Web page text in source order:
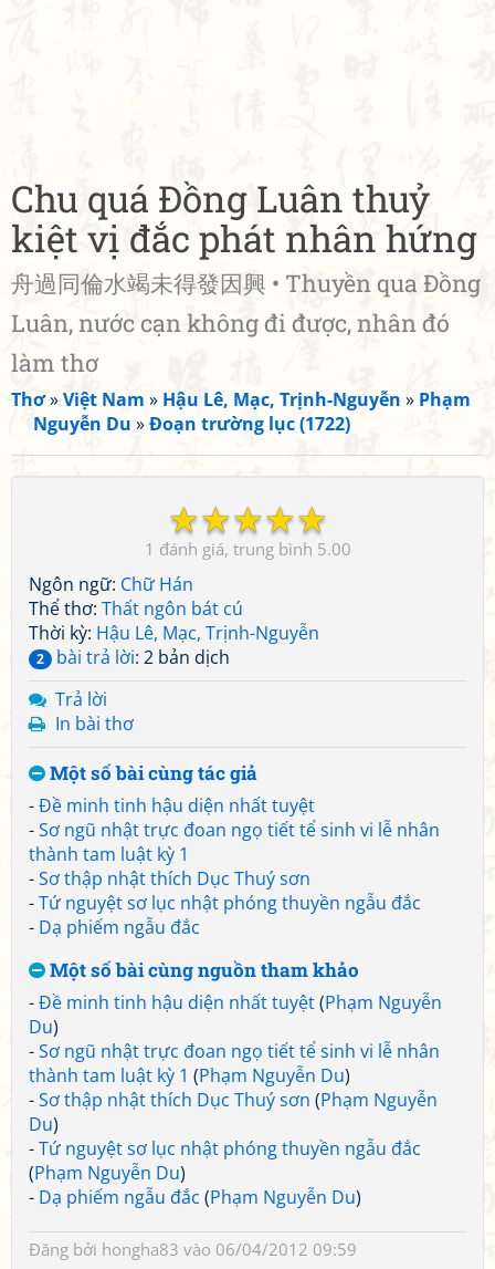
Chu quá Đồng Luân thuỷ
kiệt vị đắc phát nhân hứng
舟過同倫水竭未得發因興 • Thuyền qua Đồng
Luân, nước cạn không đi được, nhân đó
làm thơ
Thơ»Việt Nam » Hậu Lê, Mạc, Trịnh-Nguyễn » Phạm
Nguyễn Du »Đoạn trường lục (1722)
☆
☆
☆
☆
☆
1 5.00
Ngôn ngữ: Chữ Hán
Thể thơ: Thất ngôn bát cú
Thời kỳ: Hậu Lê, Mạc, Trịnh-Nguyễn
2 bài trả lời: 2 bản dịch
Trả lời
In bài thơ
Một số bài cùng tác giả
-Đề minh tinh hậu diện nhất tuyệt
-Sơ ngũ nhật trực đoan ngọ tiết tể sinh vi lễ nhân
thành tam luật kỳ 1
-Sơ thập nhật thích Dục Thuý sơn
-Tứ nguyệt sơ lục nhật phóng thuyền ngẫu đắc
- Dạ phiếm ngẫu đắc
Một số bài cùng nguồn tham khảo
-Đề minh tinh hậu diện nhất tuyệt(Phạm Nguyễn
Du)
-Sơ ngũ nhật trực đoan ngọ tiết tể sinh vi lễ nhân
thành tam luật kỳ 1 (Phạm Nguyễn Du)
-Sơ thập nhật thích Dục Thuý sơn (Phạm Nguyễn
Du)
-Tứ nguyệt sơ lục nhật phóng thuyền ngẫu đắc
(Phạm Nguyễn Du)
- Dạ phiếm ngẫu đắc (Phạm Nguyễn Du)
Đăng bởi hongha83 vào 06/04/2012 09:59